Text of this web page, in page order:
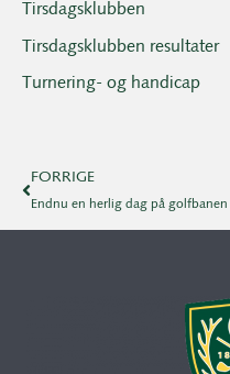
Tirsdagsklubben
Tirsdagsklubben resultater
Turnering- og handicap
FORRIGE
Endnu en herlig dag på golfbanen